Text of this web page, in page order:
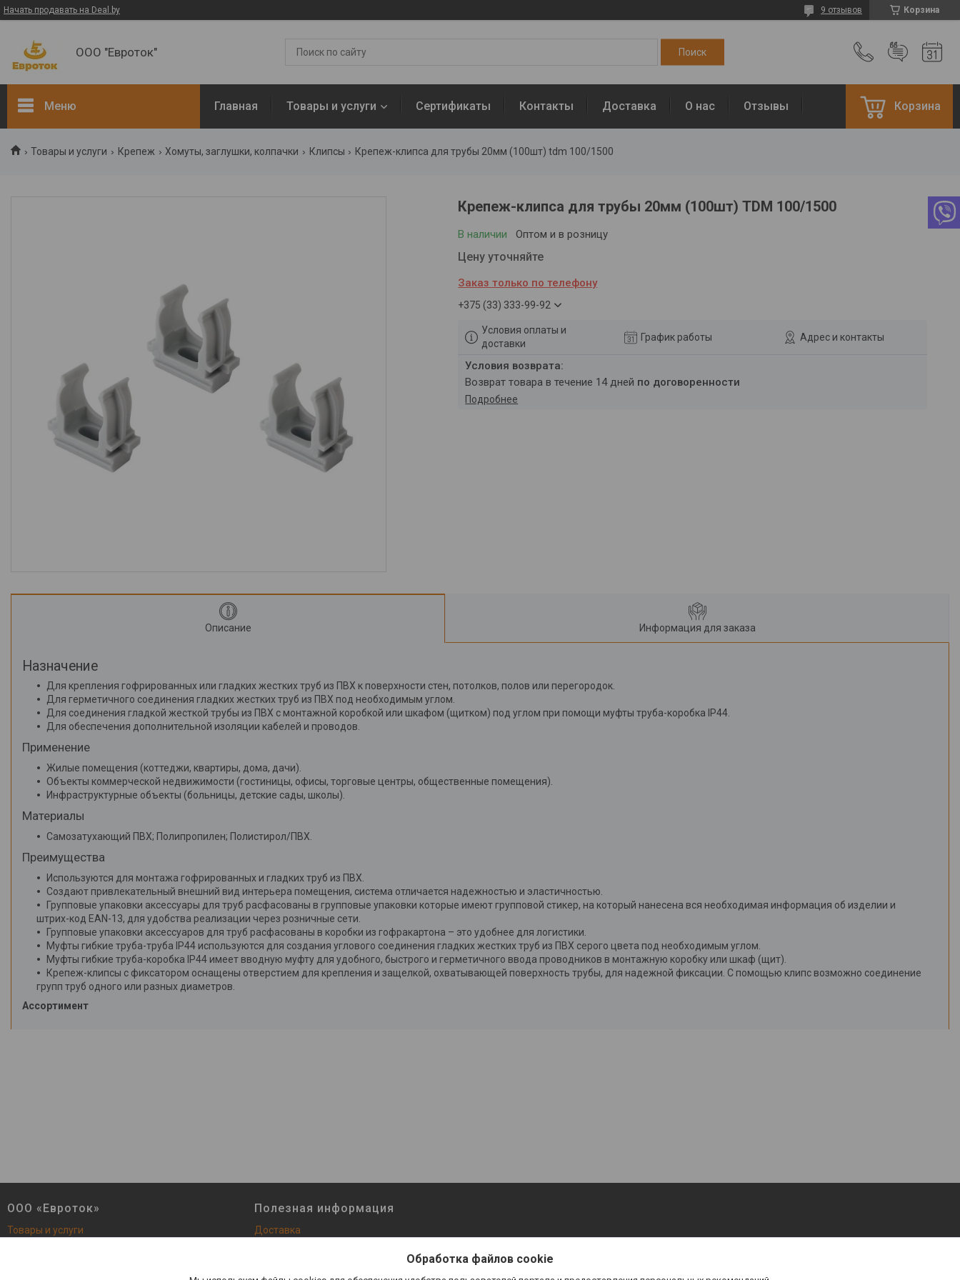
Начать продавать на Deal.by Корзина
9 отзывов
ООО "Евроток"
Меню
РАБОТЫ
Монтажные изделия
Электрика
Светильники и
комплектующие
Главная Товары и услуги Сертификаты Контакты Доставка О нас Отзывы Корзина
Товары и услуги Крепеж Хомуты, заглушки, колпачки Клипсы Крепеж-клипса для трубы 20мм (100шт) tdm 100/1500
Крепеж-клипса для трубы 20мм (100шт) TDM 100/1500
В наличии Оптом и в розницу
Цену уточняйте
Заказ только по телефону
+375 (33) 333-99-92
Условия оплаты и
доставки
График работы Адрес и контакты
возврат товара в течение 14 дней по договоренности
Подробнее
Описание Информация для заказа
Назначение
Для крепления гофрированных или гладких жестких труб из ПВХ к поверхности стен, потолков, полов или перегородок.
Для герметичного соединения гладких жестких труб из ПВХ под необходимым углом.
Для соединения гладкой жесткой трубы из ПВХ с монтажной коробкой или шкафом (щитком) под углом при помощи муфты труба-коробка IP44.
Для обеспечения дополнительной изоляции кабелей и проводов.
Применение
Жилые помещения (коттеджи, квартиры, дома, дачи).
Объекты коммерческой недвижимости (гостиницы, офисы, торговые центры, общественные помещения).
Инфраструктурные объекты (больницы, детские сады, школы).
Материалы
Самозатухающий ПВХ; Полипропилен; Полистирол/ПВХ.
Преимущества
Используются для монтажа гофрированных и гладких труб из ПВХ.
Создают привлекательный внешний вид интерьера помещения, система отличается надежностью и эластичностью.
Групповые упаковки аксессуары для труб расфасованы в групповые упаковки которые имеют групповой стикер, на который нанесена вся необходимая информация об изделии и
штрих-код EAN-13, для удобства реализации через розничные сети.
Групповые упаковки аксессуаров для труб расфасованы в коробки из гофракартона – это удобнее для логистики.
Муфты гибкие труба-труба IP44 используются для создания углового соединения гладких жестких труб из ПВХ серого цвета под необходимым углом.
Муфты гибкие труба-коробка IP44 имеет вводную муфту для удобного, быстрого и герметичного ввода проводников в монтажную коробку или шкаф (щит).
Крепеж-клипсы с фиксатором оснащены отверстием для крепления и защелкой, охватывающей поверхность трубы, для надежной фиксации. С помощью клипс возможно соединение
групп труб одного или разных диаметров.
Ассортимент
ООО «Евроток»
Товары и услуги
Полезная информация
Доставка
Обработка файлов cookie